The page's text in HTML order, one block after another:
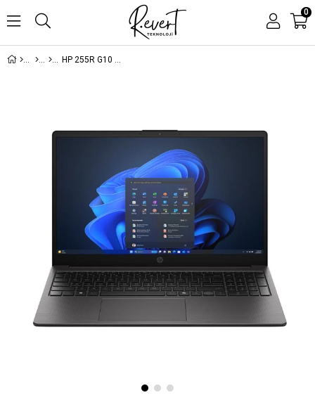
0
HP 255R G10 D30M3ET RYZEN 5-7535U 16GB 512SSD 15.6 DOS